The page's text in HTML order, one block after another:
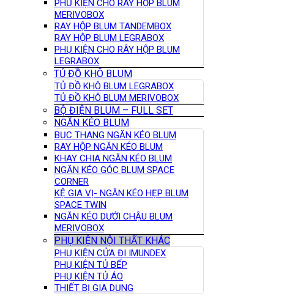
PHỤ KIỆN CHO RÂY HỘP BLUM
MERIVOBOX
RAY HỘP BLUM TANDEMBOX
RAY HỘP BLUM LEGRABOX
PHỤ KIỆN CHO RÂY HỘP BLUM
LEGRABOX
TỦ ĐỒ KHÔ BLUM
TỦ ĐỒ KHÔ BLUM LEGRABOX
TỦ ĐỒ KHÔ BLUM MERIVOBOX
BỘ ĐIỆN BLUM – FULL SET
NGĂN KÉO BLUM
BỤC THANG NGĂN KÉO BLUM
RAY HỘP NGĂN KÉO BLUM
KHAY CHIA NGĂN KÉO BLUM
NGĂN KÉO GÓC BLUM SPACE
CORNER
KỆ GIA VỊ- NGĂN KÉO HẸP BLUM
SPACE TWIN
NGĂN KÉO DƯỚI CHẬU BLUM
MERIVOBOX
PHỤ KIỆN NỘI THẤT KHÁC
PHỤ KIỆN CỬA ĐI IMUNDEX
PHỤ KIỆN TỦ BẾP
PHỤ KIỆN TỦ ÁO
THIẾT BỊ GIA DỤNG